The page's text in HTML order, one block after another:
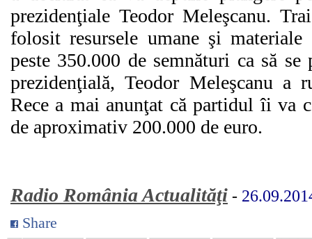
prezidenţiale Teodor Meleşcanu.
folosit resursele umane şi
peste 350.000 de semnături ca să
prezidenţială, Teodor Meleşcanu a
Rece a mai anunţat că partidul îi va
de aproximativ 200.000 de euro.
Radio România Actualităţi -
Share